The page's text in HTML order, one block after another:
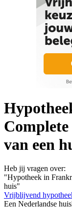
van een
Heb jij vragen over:
"Hypotheek in
huis"
Vrijblijvend
Een Nederlandse